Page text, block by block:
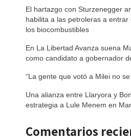
El hartazgo con Sturzenegger
habilita a las petroleras a
los biocombustibles
En La Libertad Avanza suena
como candidato a gobernador
“La gente que votó a Milei no
Una alianza entre Llaryora y
estrategia a Lule Menem en
Comentarios